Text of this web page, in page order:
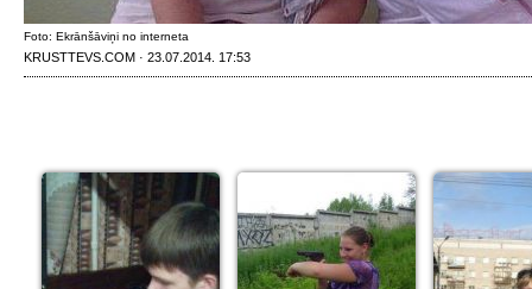
Foto: Ekrānšāviņi no interneta
KRUSTTEVS.COM · 23.07.2014. 17:53